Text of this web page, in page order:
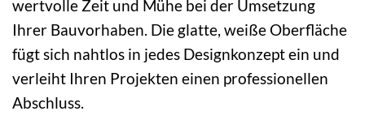
wertvolle Zeit und Mühe bei der Umsetzung
Ihrer Bauvorhaben. Die glatte, weiße Oberfläche
fügt sich nahtlos in jedes Designkonzept ein und
verleiht Ihren Projekten einen professionellen
Abschluss.